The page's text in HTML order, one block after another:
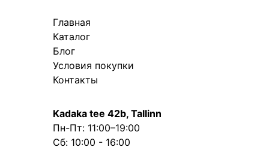
Главная
Каталог
Блог
Условия покупки
Контакты
Kadaka tee 42b, Tallinn
Пн-Пт: 11:00–19:00
Сб: 10:00 - 16:00